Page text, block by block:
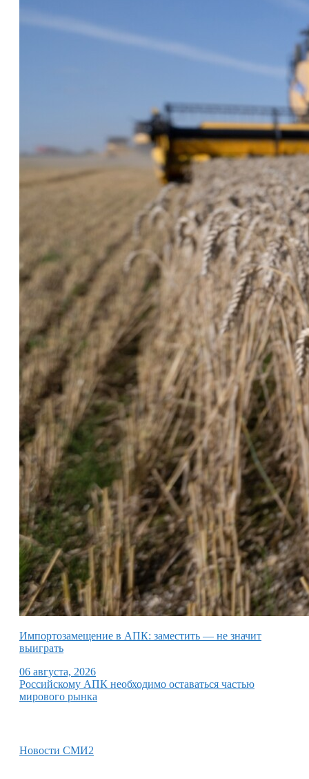
Импортозамещение в АПК: заместить — не значит
выиграть
06 августа, 2026
Российскому АПК необходимо оставаться частью
мирового рынка
Новости СМИ2